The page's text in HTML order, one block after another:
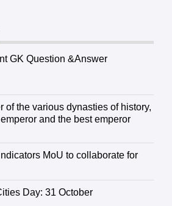
GK Question &Answer
of the various dynasties of history,
and the best emperor
MoU to collaborate for
Day: 31 October